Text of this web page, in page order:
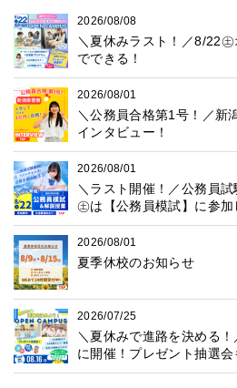
2026/08/08
＼夏休みラスト！／8/22
でできる！
2026/08/01
＼公務員合格第1号！／新
インタビュー！
2026/08/01
＼ラスト開催！／公務員
㊏は【公務員模試】に参加
2026/08/01
夏季休校のお知らせ
2026/07/25
＼夏休みで進路を決める
に開催！プレゼント抽選
う！